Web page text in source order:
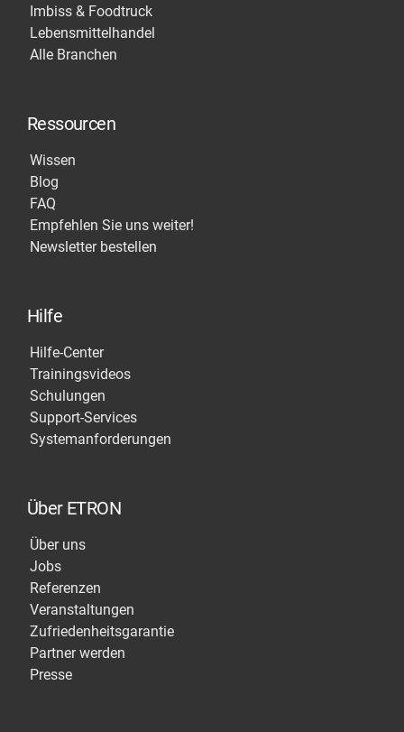
Imbiss & Foodtruck
Lebensmittelhandel
Alle Branchen
Ressourcen
Wissen
Blog
FAQ
Empfehlen Sie uns weiter!
Newsletter bestellen
Hilfe
Hilfe-Center
Trainingsvideos
Schulungen
Support-Services
Systemanforderungen
Über ETRON
Über uns
Jobs
Referenzen
Veranstaltungen
Zufriedenheitsgarantie
Partner werden
Presse